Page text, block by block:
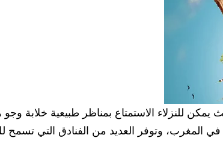
للنزلاء الاستمتاع بمناظر طبيعية خلابة
وتوفر العديد من الفنادق التي تسمح